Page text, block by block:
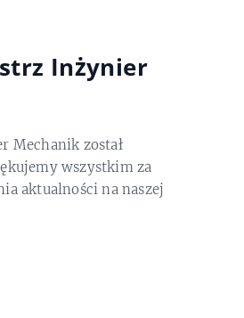
Inżynier
Mechanik został
wszystkim za
aktualności na naszej